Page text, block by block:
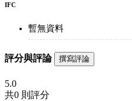
IFC
暫無資料
評分與評論 撰寫評論
5.0
共0 則評分